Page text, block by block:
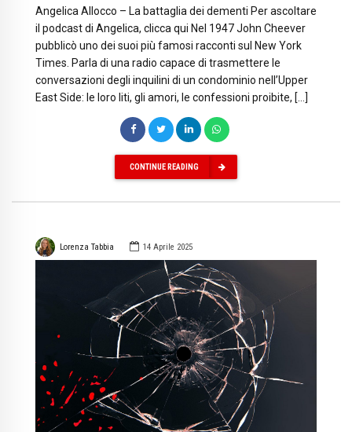
Angelica Allocco – La battaglia dei dementi Per ascoltare
il podcast di Angelica, clicca qui Nel 1947 John Cheever
pubblicò uno dei suoi più famosi racconti sul New York
Times. Parla di una radio capace di trasmettere le
conversazioni degli inquilini di un condominio nell’Upper
East Side: le loro liti, gli amori, le confessioni proibite, […]
CONTINUE READING
Lorenza Tabbia 14 Aprile 2025